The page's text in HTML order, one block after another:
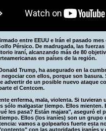
entre EEUU e Irán el pasado
Pérsico. De madrugada, las
iraní, alcanzando más de 80
en países de la región.
Trump, ha asegurado en la
con ellos, porque son
advertir de un posible nuevo ataque
el Centcom.
enferma, mala, violenta. Si tuvieran
sólo malgastar tiempo. Ellos
les pasa? Están majara", aseguró
Ellos (los iraníes) son un
vamos a golpearlos fuerte esta
con las autoridades iraníes